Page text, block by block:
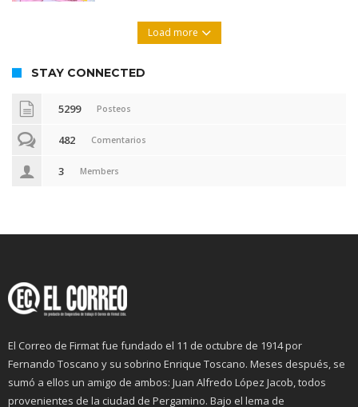
Load more
STAY CONNECTED
5299 Posteos
482 Comentarios
3 Members
El Correo de Firmat fue fundado el 11 de octubre de 1914 por
Fernando Toscano y su sobrino Enrique Toscano. Meses después, se
sumó a ellos un amigo de ambos: Juan Alfredo López Jacob, todos
provenientes de la ciudad de Pergamino. Bajo el lema de